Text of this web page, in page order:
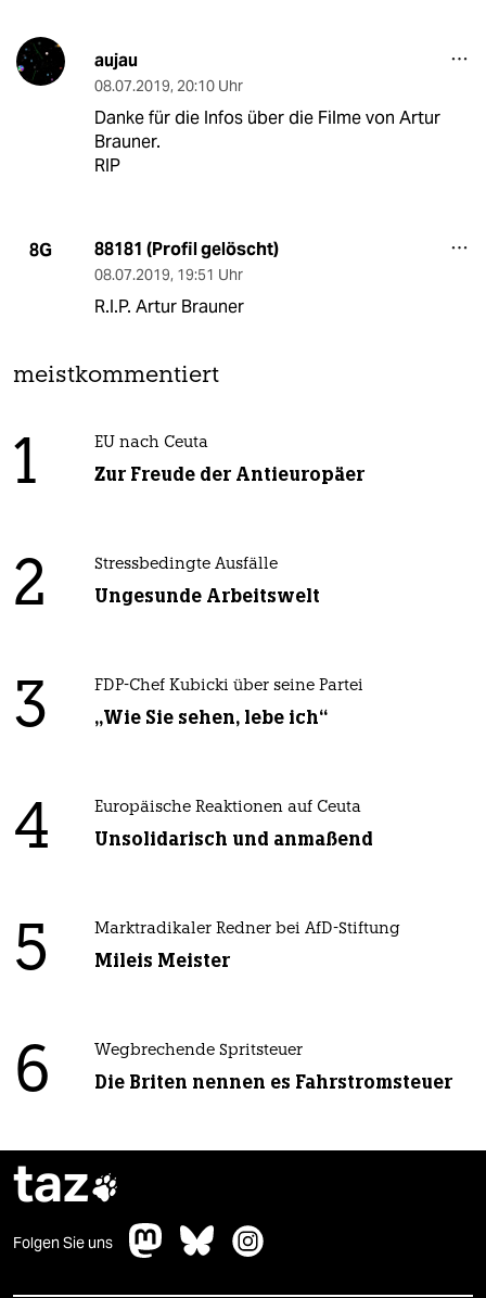
aujau
08.07.2019, 20:10 Uhr
Danke für die Infos über die Filme von Artur
Brauner.
RIP
8G 88181 (Profil gelöscht)
08.07.2019, 19:51 Uhr
R.I.P. Artur Brauner
meistkommentiert
1 EU nach Ceuta
Zur Freude der Antieuropäer
2 Stressbedingte Ausfälle
Ungesunde Arbeitswelt
3 FDP-Chef Kubicki über seine Partei
„Wie Sie sehen, lebe ich“
4 Europäische Reaktionen auf Ceuta
Unsolidarisch und anmaßend
5 Marktradikaler Redner bei AfD-Stiftung
Mileis Meister
6 Wegbrechende Spritsteuer
Die Briten nennen es Fahrstromsteuer
taz
Folgen Sie uns